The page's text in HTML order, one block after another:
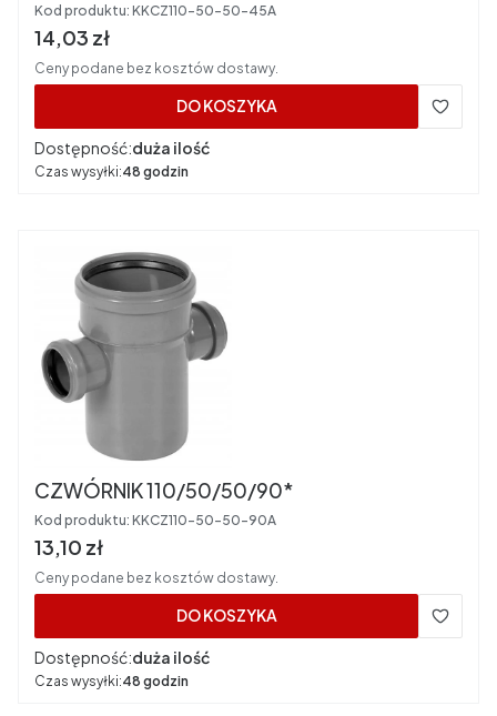
Kod produktu: KKCZ110-50-50-45A
Cena brutto
14,03 zł
Ceny podane bez kosztów dostawy.
DO KOSZYKA
Dostępność:duża ilość
Czas wysyłki:48 godzin
CZWÓRNIK 110/50/50/90*
Kod produktu: KKCZ110-50-50-90A
Cena brutto
13,10 zł
Ceny podane bez kosztów dostawy.
DO KOSZYKA
Dostępność:duża ilość
Czas wysyłki:48 godzin